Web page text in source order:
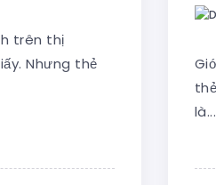
trên thị
Nhưng thẻ
là...